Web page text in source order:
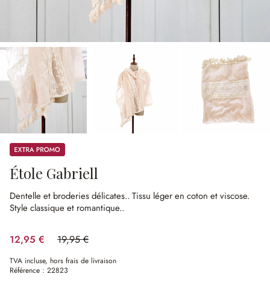
Promos
Étole Gabriell
Dentelle et broderies délicates.. Tissu léger en coton et viscose.
Style classique et romantique..
12,95 € 19,95 €
(35.09%spared)
TVA incluse, hors frais de livraison
Référence : 22823